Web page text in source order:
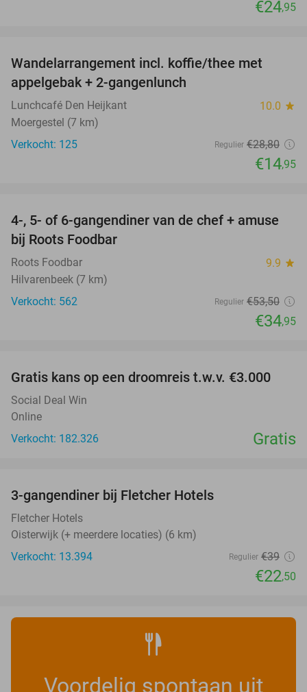
€24,95
Wandelarrangement incl. koffie/thee met
appelgebak + 2-gangenlunch
Lunchcafé Den Heijkant 10.0 star
Moergestel (7 km)
Verkocht: 125
Regulier €28,80
€14,95
35%
4-, 5- of 6-gangendiner van de chef + amuse
bij Roots Foodbar
Roots Foodbar 9.9 star
Hilvarenbeek (7 km)
Verkocht: 562
Regulier €53,50
€34,95
Gratis kans op een droomreis t.w.v. €3.000
Social Deal Win
Online
Verkocht: 182.326
Gratis
3-gangendiner bij Fletcher Hotels
Fletcher Hotels
Oisterwijk (+ meerdere locaties) (6 km)
Verkocht: 13.394
Regulier €39
€22,50
Voordelig spontaan uit